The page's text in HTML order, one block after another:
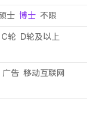
士 博士 不限
C轮 D轮及以上
广告 移动互联网